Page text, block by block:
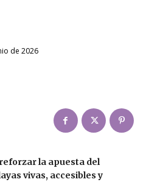
de 2026
la apuesta del
vivas, accesibles y